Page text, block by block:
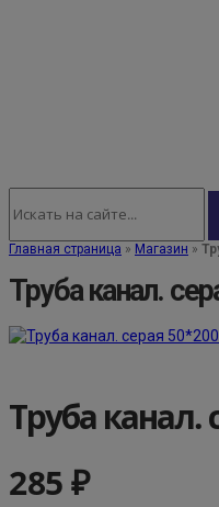
Главная страница » Магазин »
Труба канал.
Труба канал.
285₽